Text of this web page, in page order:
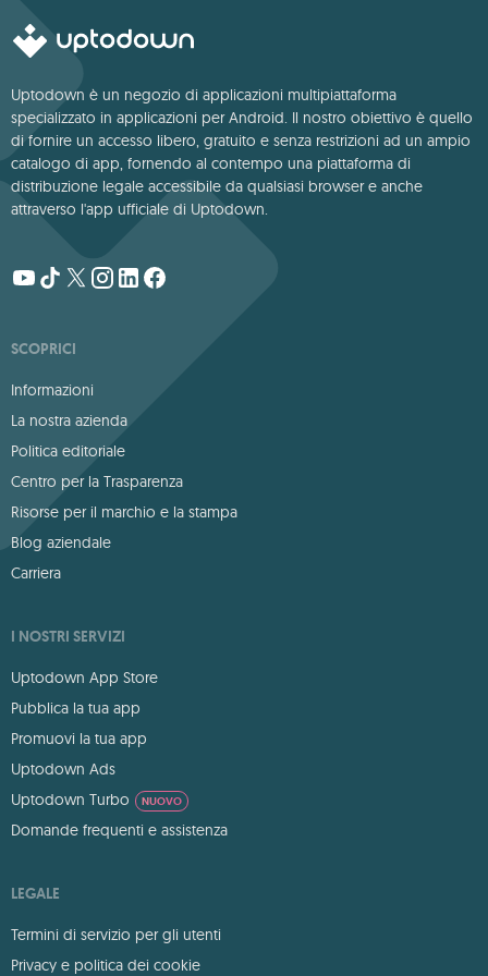
Uptodown è un negozio di applicazioni multipiattaforma
specializzato in applicazioni per Android. Il nostro obiettivo è quello
di fornire un accesso libero, gratuito e senza restrizioni ad un ampio
catalogo di app, fornendo al contempo una piattaforma di
distribuzione legale accessibile da qualsiasi browser e anche
attraverso l'app ufficiale di Uptodown.
SCOPRICI
Informazioni
La nostra azienda
Politica editoriale
Centro per la Trasparenza
Risorse per il marchio e la stampa
Blog aziendale
Carriera
I NOSTRI SERVIZI
Uptodown App Store
Pubblica la tua app
Promuovi la tua app
Uptodown Ads
Uptodown Turbo
NUOVO
Domande frequenti e assistenza
LEGALE
Termini di servizio per gli utenti
Privacy e politica dei cookie